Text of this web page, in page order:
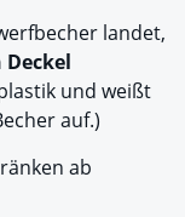
landet,
und weißt
auf.)
ab